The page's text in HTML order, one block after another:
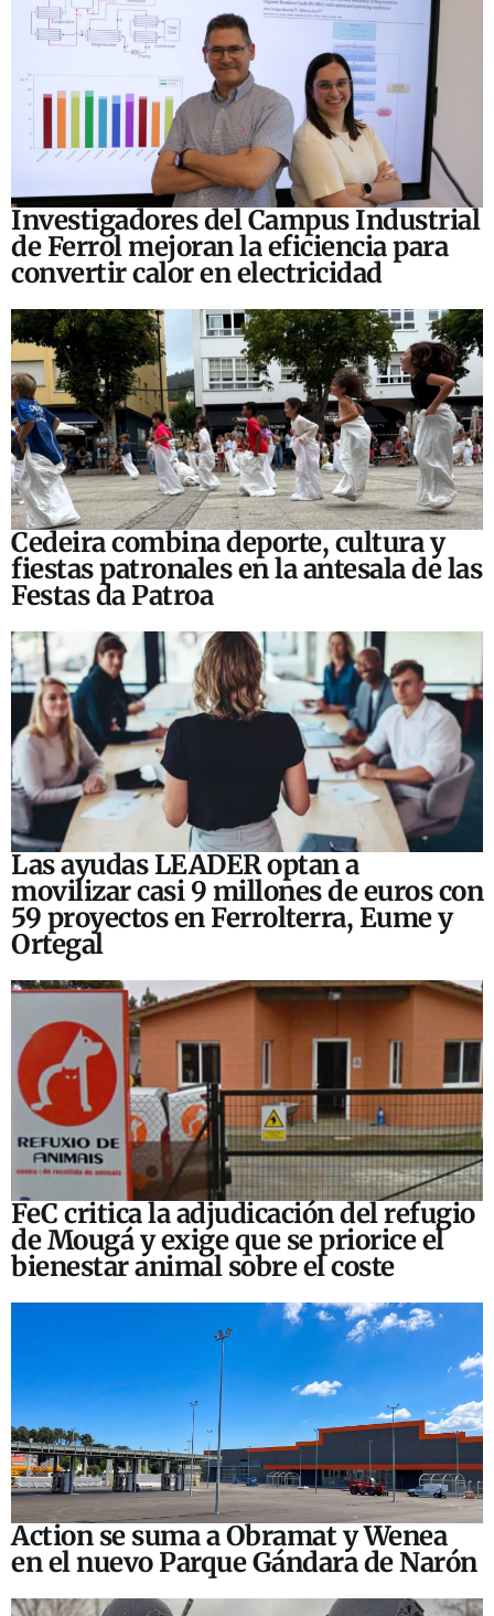
Investigadores del Campus Industrial
de Ferrol mejoran la eficiencia para
convertir calor en electricidad
Cedeira combina deporte, cultura y
fiestas patronales en la antesala de las
Festas da Patroa
Las ayudas LEADER optan a
movilizar casi 9 millones de euros con
59 proyectos en Ferrolterra, Eume y
Ortegal
FeC critica la adjudicación del refugio
de Mougá y exige que se priorice el
bienestar animal sobre el coste
Action se suma a Obramat y Wenea
en el nuevo Parque Gándara de Narón